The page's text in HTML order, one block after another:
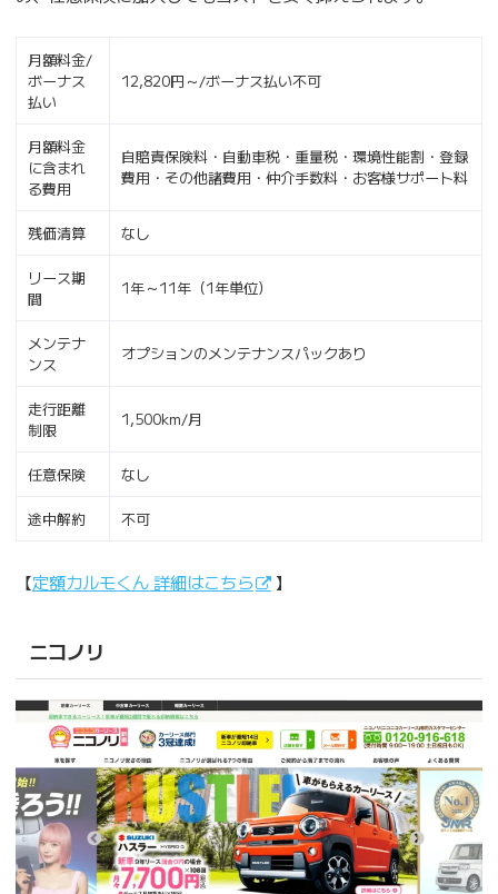
月額料金/
ボーナス
払い
12,820円～/ボーナス払い不可
月額料金
に含まれ
る費用
自賠責保険料・自動車税・重量税・環境性能割・登録
費用・その他諸費用・仲介手数料・お客様サポート料
残価清算 なし
リース期
間
1年～11年（1年単位）
メンテナ
ンス
オプションのメンテナンスパックあり
走行距離
制限
1,500km/月
任意保険 なし
途中解約 不可
【定額カルモくん 詳細はこちら 】
ニコノリ